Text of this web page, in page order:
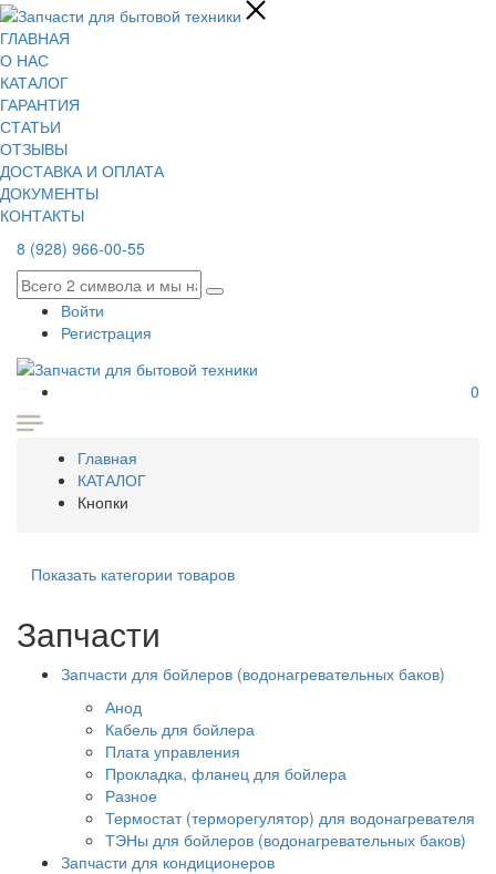
ГЛАВНАЯ
О НАС
КАТАЛОГ
ГАРАНТИЯ
СТАТЬИ
ОТЗЫВЫ
ДОСТАВКА И ОПЛАТА
ДОКУМЕНТЫ
КОНТАКТЫ
8 (928) 966-00-55
Войти
Регистрация
0
Главная
КАТАЛОГ
Кнопки
Показать категории товаров
Запчасти
Запчасти для бойлеров (водонагревательных баков)
Анод
Кабель для бойлера
Плата управления
Прокладка, фланец для бойлера
Разное
Термостат (терморегулятор) для водонагревателя
ТЭНы для бойлеров (водонагревательных баков)
Запчасти для кондиционеров